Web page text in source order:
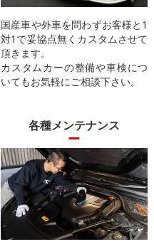
国産車や外車を問わずお客様と1
対1で妥協点無くカスタムさせて
頂きます。
カスタムカーの整備や車検につ
いてもお気軽にご相談下さい。
各種メンテナンス